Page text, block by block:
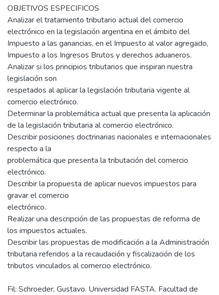
OBJETIVOS ESPECIFICOS
Analizar el tratamiento tributario actual del comercio
electrónico en la legislación argentina en el ámbito del
Impuesto a las ganancias, en el Impuesto al valor agregado,
Impuesto a los Ingresos Brutos y derechos aduaneros.
Analizar si los principios tributarios que inspiran nuestra
legislación son
respetados al aplicar la legislación tributaria vigente al
comercio electrónico.
Determinar la problemática actual que presenta la aplicación
de la legislación tributaria al comercio electrónico.
Describir posiciones doctrinarias nacionales e internacionales
respecto a la
problemática que presenta la tributación del comercio
electrónico.
Describir la propuesta de aplicar nuevos impuestos para
gravar el comercio
electrónico.
Realizar una descripción de las propuestas de reforma de
los impuestos actuales.
Describir las propuestas de modificación a la Administración
tributaria referidos a la recaudación y fiscalización de los
Fil: Schroeder, Gustavo. Universidad FASTA. Facultad de